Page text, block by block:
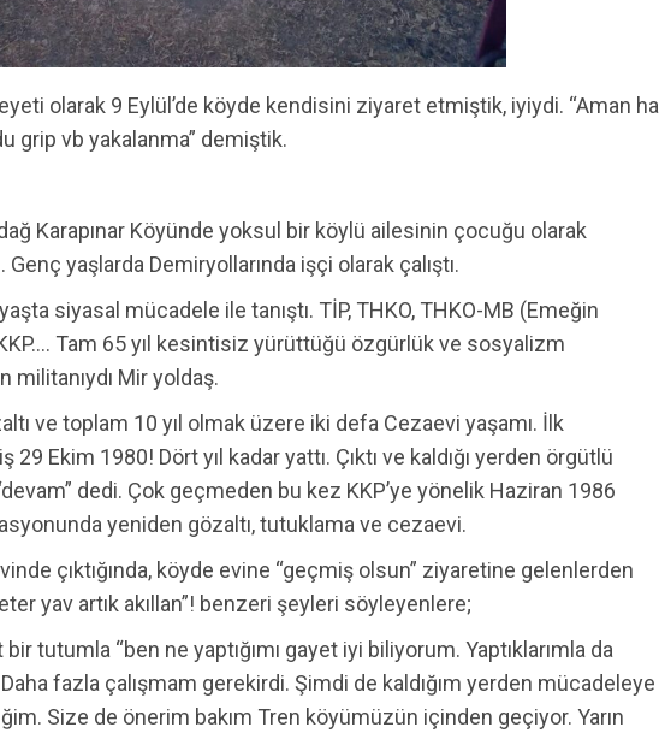
olarak 9 Eylül’de köyde kendisini ziyaret etmiştik, iyiydi. “Aman ha
grip vb yakalanma” demiştik.
Karapınar Köyünde yoksul bir köylü ailesinin çocuğu olarak
Genç yaşlarda Demiryollarında işçi olarak çalıştı.
siyasal mücadele ile tanıştı. TİP, THKO, THKO-MB (Emeğin
Tam 65 yıl kesintisiz yürüttüğü özgürlük ve sosyalizm
militanıydı Mir yoldaş.
ve toplam 10 yıl olmak üzere iki defa Cezaevi yaşamı. İlk
29 Ekim 1980! Dört yıl kadar yattı. Çıktı ve kaldığı yerden örgütlü
dedi. Çok geçmeden bu kez KKP’ye yönelik Haziran 1986
yeniden gözaltı, tutuklama ve cezaevi.
çıktığında, köyde evine “geçmiş olsun” ziyaretine gelenlerden
yav artık akıllan”! benzeri şeyleri söyleyenlere;
tutumla “ben ne yaptığımı gayet iyi biliyorum. Yaptıklarımla da
fazla çalışmam gerekirdi. Şimdi de kaldığım yerden mücadeleye
Size de önerim bakım Tren köyümüzün içinden geçiyor. Yarın